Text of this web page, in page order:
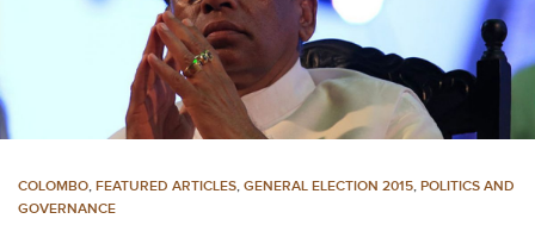
t
e
COLOMBO, FEATURED ARTICLES, GENERAL ELECTION 2015, POLITICS AND
GOVERNANCE